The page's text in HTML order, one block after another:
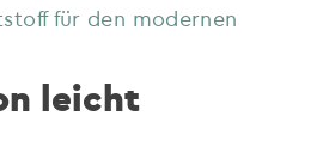
für den modernen
leicht